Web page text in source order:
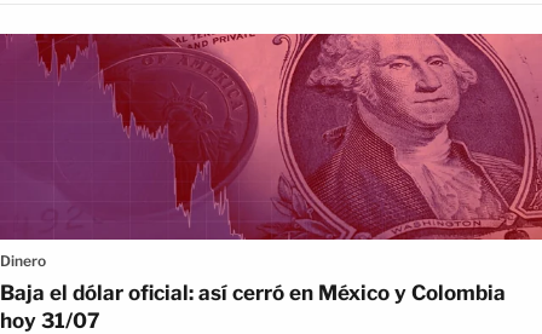
Dinero
Baja el dólar oficial: así cerró en México y Colombia
hoy 31/07